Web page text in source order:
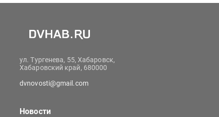
ул. Тургенева, 55, Хабаровск,
Хабаровский край, 680000
dvnovosti@gmail.com
Новости